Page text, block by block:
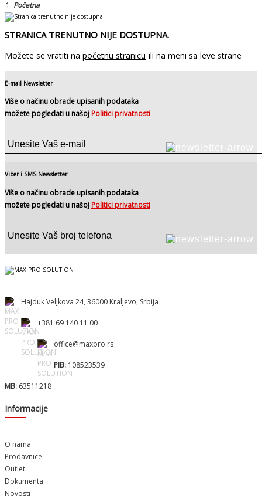
Početna
STRANICA TRENUTNO NIJE DOSTUPNA.
Možete se vratiti na početnu stranicu ili na meni sa leve strane
E-mail Newsletter
Više o načinu obrade upisanih podataka
možete pogledati u našoj Politici privatnosti
Viber i SMS Newsletter
Više o načinu obrade upisanih podataka
možete pogledati u našoj Politici privatnosti
Hajduk Veljkova 24, 36000 Kraljevo, Srbija
+381 69 140 11 00
office@maxpro.rs
PIB: 108523539
MB: 63511218
Informacije
O nama
Prodavnice
Outlet
Dokumenta
Novosti